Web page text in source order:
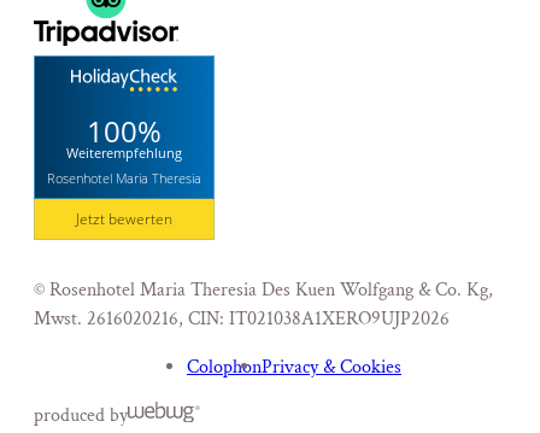
100%
Weiterempfehlung
Rosenhotel Maria Theresia
Jetzt bewerten
© Rosenhotel Maria Theresia Des Kuen Wolfgang & Co. Kg,
Mwst. 2616020216, CIN: IT021038A1XERO9UJP2026
ColophonPrivacy & Cookies
produced by